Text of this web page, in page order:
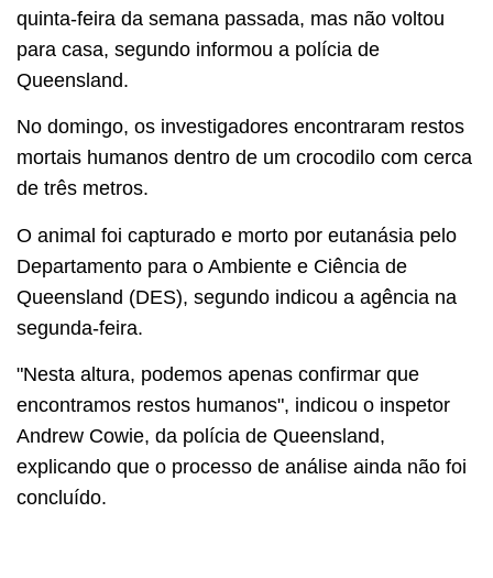
quinta-feira da semana passada, mas não voltou
para casa, segundo informou a polícia de
Queensland.
No domingo, os investigadores encontraram restos
mortais humanos dentro de um crocodilo com cerca
de três metros.
O animal foi capturado e morto por eutanásia pelo
Departamento para o Ambiente e Ciência de
Queensland (DES), segundo indicou a agência na
segunda-feira.
"Nesta altura, podemos apenas confirmar que
encontramos restos humanos", indicou o inspetor
Andrew Cowie, da polícia de Queensland,
explicando que o processo de análise ainda não foi
concluído.